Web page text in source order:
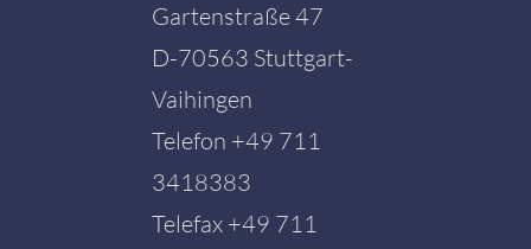
Gartenstraße 47
D-70563 Stuttgart-
Vaihingen
Telefon +49 711
3418383
Telefax +49 711